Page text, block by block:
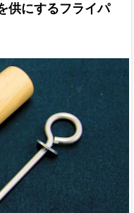
供にするフライパ